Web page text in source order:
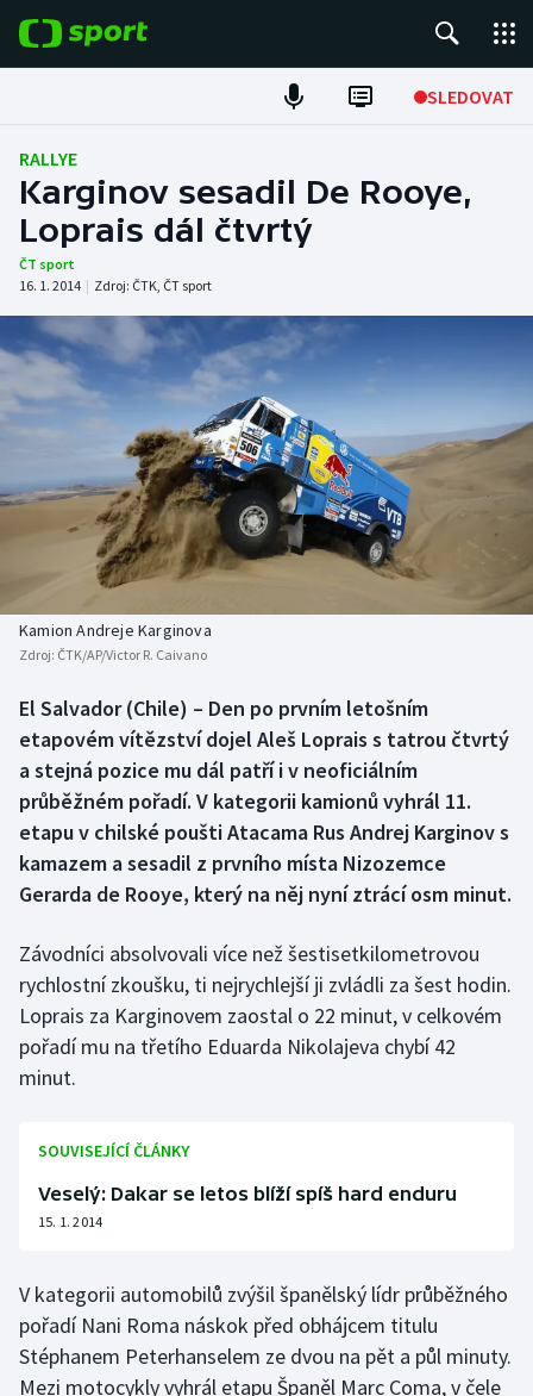
SLEDOVAT
Fotbal
Hokej
Tenis
Atletika
Cyklistika
DALŠÍ SPORTY
Americký fotbal
Baseball a softbal
Biatlon
Boby a skeleton
Box
Curling
Dostihy
Florbal
Futsal
Golf
Judo
Krasobruslení
NEPŘEHLÉDNĚTE
Soutěže
Aplikace ČT sport
AZ kvíz
RALLYE
Karginov sesadil De Rooye,
Loprais dál čtvrtý
ČT sport
16. 1. 2014 | Zdroj: ČTK, ČT sport
Kamion Andreje Karginova
Zdroj: ČTK/AP/Victor R. Caivano
El Salvador (Chile) – Den po prvním letošním
etapovém vítězství dojel Aleš Loprais s tatrou čtvrtý
a stejná pozice mu dál patří i v neoficiálním
průběžném pořadí. V kategorii kamionů vyhrál 11.
etapu v chilské poušti Atacama Rus Andrej Karginov s
kamazem a sesadil z prvního místa Nizozemce
Gerarda de Rooye, který na něj nyní ztrácí osm minut.
Závodníci absolvovali více než šestisetkilometrovou
rychlostní zkoušku, ti nejrychlejší ji zvládli za šest hodin.
Loprais za Karginovem zaostal o 22 minut, v celkovém
pořadí mu na třetího Eduarda Nikolajeva chybí 42
minut.
SOUVISEJÍCÍ ČLÁNKY
Veselý: Dakar se letos blíží spíš hard enduru
15. 1. 2014
V kategorii automobilů zvýšil španělský lídr průběžného
pořadí Nani Roma náskok před obhájcem titulu
Stéphanem Peterhanselem ze dvou na pět a půl minuty.
Mezi motocykly vyhrál etapu Španěl Marc Coma, v čele